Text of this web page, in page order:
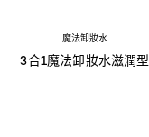
魔法卸妝水
3合1魔法卸妝水滋潤型